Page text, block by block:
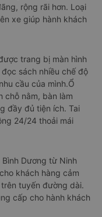
rộng rãi hơn. Loại
xe giúp hành khách
trang bị màn hình
sách nhiều chế độ
cầu của mình.Ổ
chỗ nằm, bàn làm
đầy đủ tiện ích. Tai
24/24 thoải mái
Dương từ Ninh
khách hàng cảm
tuyến đường dài.
cấp cho hành khách